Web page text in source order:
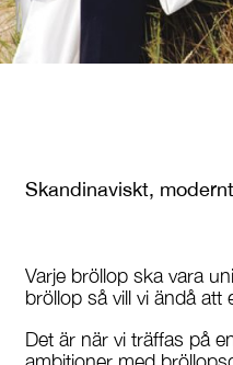
Skandinaviskt,
Varje bröllop ska vara
bröllop så vill vi ändå
Det är när vi träffas på